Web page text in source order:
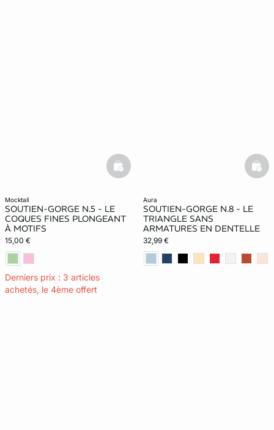
mocktail
SOUTIEN-GORGE N.5 - LE
COQUES FINES PLONGEANT
À MOTIFS
15,00 €
Derniers prix : 3 articles
achetés, le 4ème offert
basketfull
aura
SOUTIEN-GORGE N.8 - LE
TRIANGLE SANS
ARMATURES EN DENTELLE
32,99 €